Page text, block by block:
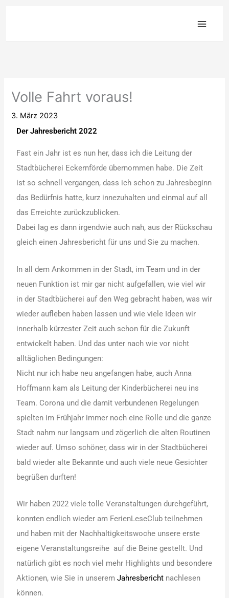
springen
Volle Fahrt voraus!
3. März 2023
Der Jahresbericht 2022
Fast ein Jahr ist es nun her, dass ich die Leitung der
Stadtbücherei Eckernförde übernommen habe. Die Zeit
ist so schnell vergangen, dass ich schon zu Jahresbeginn
das Bedürfnis hatte, kurz innezuhalten und einmal auf all
das Erreichte zurückzublicken.
Dabei lag es dann irgendwie auch nah, aus der Rückschau
gleich einen Jahresbericht für uns und Sie zu machen.
In all dem Ankommen in der Stadt, im Team und in der
neuen Funktion ist mir gar nicht aufgefallen, wie viel wir
in der Stadtbücherei auf den Weg gebracht haben, was wir
wieder aufleben haben lassen und wie viele Ideen wir
innerhalb kürzester Zeit auch schon für die Zukunft
entwickelt haben. Und das unter nach wie vor nicht
alltäglichen Bedingungen:
Nicht nur ich habe neu angefangen habe, auch Anna
Hoffmann kam als Leitung der Kinderbücherei neu ins
Team. Corona und die damit verbundenen Regelungen
spielten im Frühjahr immer noch eine Rolle und die ganze
Stadt nahm nur langsam und zögerlich die alten Routinen
wieder auf. Umso schöner, dass wir in der Stadtbücherei
bald wieder alte Bekannte und auch viele neue Gesichter
begrüßen durften!
Wir haben 2022 viele tolle Veranstaltungen durchgeführt,
konnten endlich wieder am FerienLeseClub teilnehmen
und haben mit der Nachhaltigkeitswoche unsere erste
eigene Veranstaltungsreihe auf die Beine gestellt. Und
natürlich gibt es noch viel mehr Highlights und besondere
Aktionen, wie Sie in unseremJahresbericht nachlesen
können.